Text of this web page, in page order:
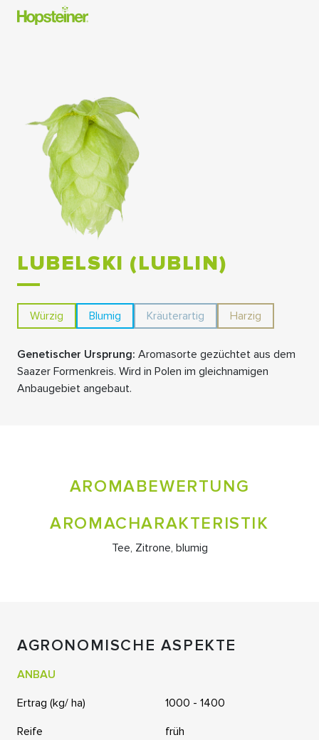
LUBELSKI (LUBLIN)
Würzig Blumig Kräuterartig Harzig
Genetischer Ursprung: Aromasorte gezüchtet aus dem
Saazer Formenkreis. Wird in Polen im gleichnamigen
Anbaugebiet angebaut.
AROMABEWERTUNG
AROMACHARAKTERISTIK
Tee, Zitrone, blumig
AGRONOMISCHE ASPEKTE
ANBAU
Ertrag (kg/ ha)
1000 - 1400
Reife
früh